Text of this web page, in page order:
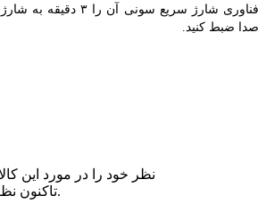
صدا ضبط کنید.
نظر خود را در مورد این
تاکنون نظری ارسال نشده است.